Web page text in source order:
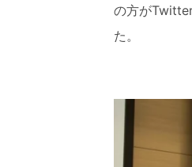
の方が
た。